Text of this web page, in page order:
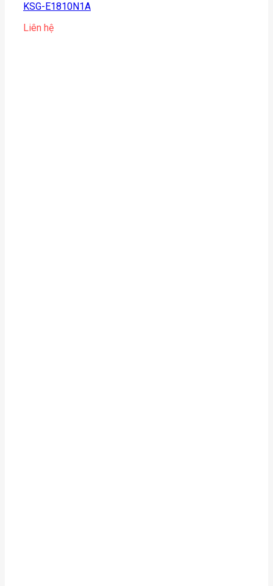
KSG-E1810N1A
Liên hệ